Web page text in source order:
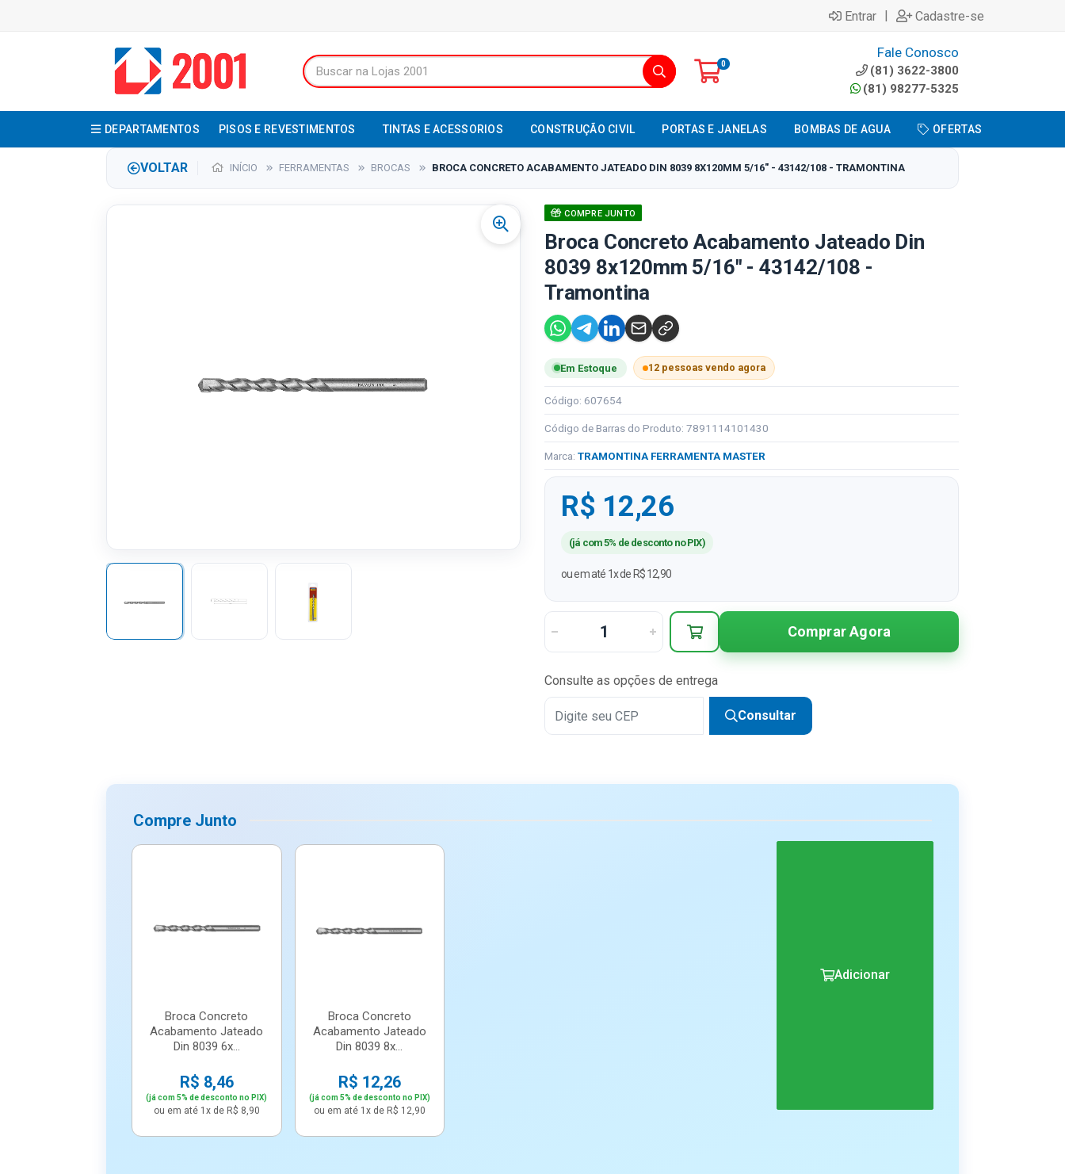
Entrar | Cadastre-se
0
Fale Conosco
(81) 3622-3800
(81) 98277-5325
DEPARTAMENTOS PISOS E REVESTIMENTOS TINTAS E ACESSORIOS CONSTRUÇÃO CIVIL PORTAS E JANELAS BOMBAS DE AGUA OFERTAS
VOLTAR INÍCIO FERRAMENTAS BROCAS BROCA CONCRETO ACABAMENTO JATEADO DIN 8039 8X120MM 5/16" - 43142/108 - TRAMONTINA
COMPRE JUNTO
Broca Concreto Acabamento Jateado Din
8039 8x120mm 5/16" - 43142/108 -
Tramontina
Em Estoque 12 pessoas vendo agora
Código: 607654
Código de Barras do Produto: 7891114101430
Marca: TRAMONTINA FERRAMENTA MASTER
R$ 12,26
(já com 5% de desconto no PIX)
ou em até 1x de R$ 12,90
Comprar Agora
Consulte as opções de entrega
Consultar
Compre Junto
Broca Concreto
Acabamento Jateado
Din 8039 6x...
R$ 8,46
(já com 5% de desconto no PIX)
ou em até 1x de R$ 8,90
Broca Concreto
Acabamento Jateado
Din 8039 8x...
R$ 12,26
(já com 5% de desconto no PIX)
ou em até 1x de R$ 12,90
Adicionar